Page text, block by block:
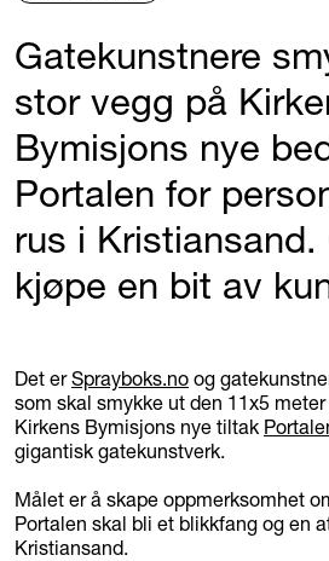
Gatekunstnere
stor vegg på
Bymisjons nye
Portalen for
rus i
kjøpe en bit av
Det erSprayboks.no og
som skal smykke ut den 11x5
Kirkens Bymisjons nye tiltak
gigantisk gatekunstverk.
Målet er å skape oppmerksomhet
Portalen skal bli et blikkfang og en
Kristiansand.